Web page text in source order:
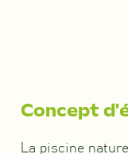
Concept
La piscine